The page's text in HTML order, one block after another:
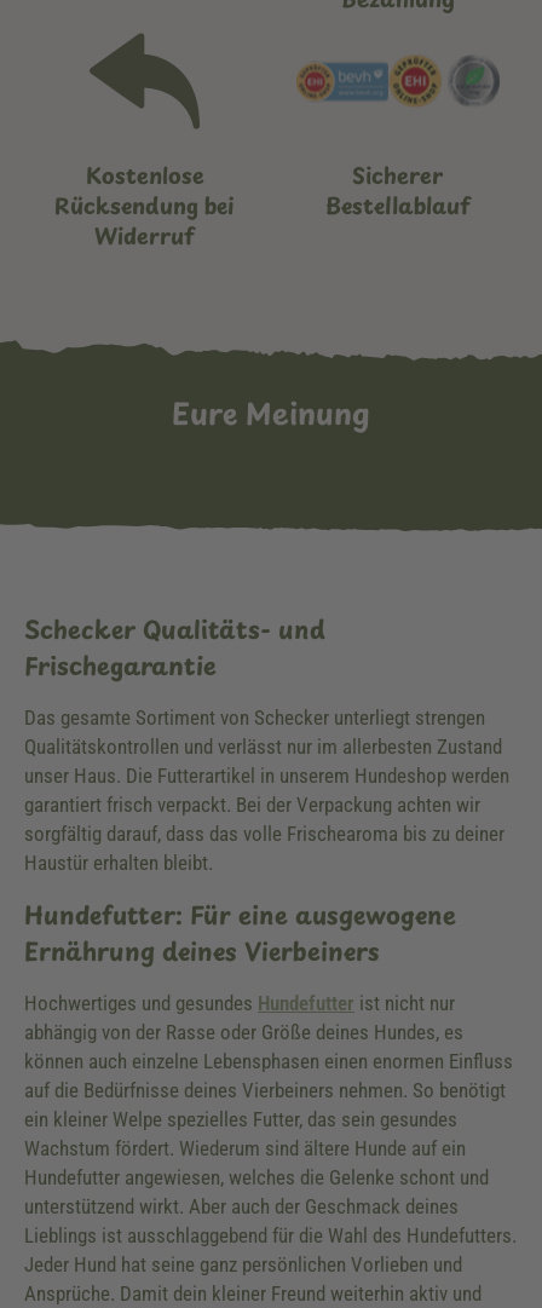
Kostenlose
Rücksendung bei
Widerruf
Sicherer
Bestellablauf
Eure Meinung
Schecker Qualitäts- und
Frischegarantie
Das gesamte Sortiment von Schecker unterliegt strengen
Qualitätskontrollen und verlässt nur im allerbesten Zustand
unser Haus. Die Futterartikel in unserem Hundeshop werden
garantiert frisch verpackt. Bei der Verpackung achten wir
sorgfältig darauf, dass das volle Frischearoma bis zu deiner
Haustür erhalten bleibt.
Hundefutter: Für eine ausgewogene
Ernährung deines Vierbeiners
Hochwertiges und gesundes Hundefutter ist nicht nur
abhängig von der Rasse oder Größe deines Hundes, es
können auch einzelne Lebensphasen einen enormen Einfluss
auf die Bedürfnisse deines Vierbeiners nehmen. So benötigt
ein kleiner Welpe spezielles Futter, das sein gesundes
Wachstum fördert. Wiederum sind ältere Hunde auf ein
Hundefutter angewiesen, welches die Gelenke schont und
unterstützend wirkt. Aber auch der Geschmack deines
Lieblings ist ausschlaggebend für die Wahl des Hundefutters.
Jeder Hund hat seine ganz persönlichen Vorlieben und
Ansprüche. Damit dein kleiner Freund weiterhin aktiv und